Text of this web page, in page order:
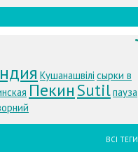
Кушанашвілі сырки в
ПекинSutilпауза
ВСІ ТЕГИ